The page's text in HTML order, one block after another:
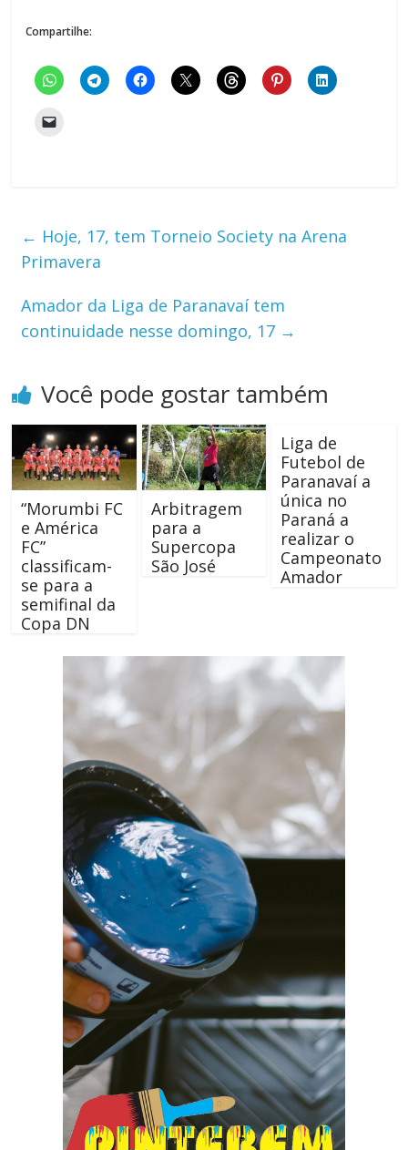
Compartilhe:
← Hoje, 17, tem Torneio Society na Arena
Primavera
Amador da Liga de Paranavaí tem
continuidade nesse domingo, 17 →
Você pode gostar também
“Morumbi FC
e América
FC”
classificam-
se para a
semifinal da
Copa DN
Arbitragem
para a
Supercopa
São José
Liga de
Futebol de
Paranavaí a
única no
Paraná a
realizar o
Campeonato
Amador